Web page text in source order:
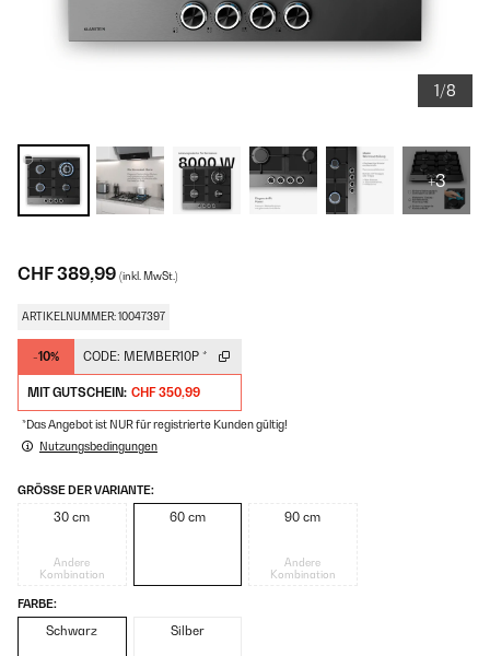
1/8
+3
CHF 389,99 (inkl. MwSt.)
ARTIKELNUMMER: 10047397
-10% CODE: MEMBER10P *
MIT GUTSCHEIN: CHF 350,99
*Das Angebot ist NUR für registrierte Kunden gültig!
Nutzungsbedingungen
GRÖSSE DER VARIANTE:
30 cm
Andere
Kombination
60 cm 90 cm
Andere
Kombination
FARBE:
Schwarz Silber